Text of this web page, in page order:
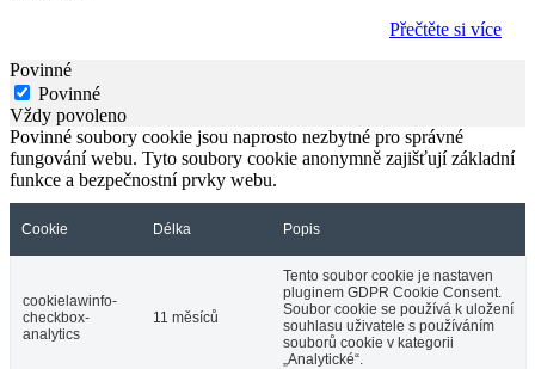
Přečtěte si více
Povinné
Povinné
Vždy povoleno
Povinné soubory cookie jsou naprosto nezbytné pro správné
fungování webu. Tyto soubory cookie anonymně zajišťují základní
funkce a bezpečnostní prvky webu.
Cookie Délka Popis
cookielawinfo-
checkbox-
analytics
11 měsíců
Tento soubor cookie je nastaven
pluginem GDPR Cookie Consent.
Soubor cookie se používá k uložení
souhlasu uživatele s používáním
souborů cookie v kategorii
„Analytické“.